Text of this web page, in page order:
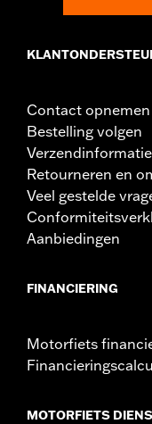
Collectie:Dominion
Per stuk verkocht:
Contact opnemen
Bestelling volgen
Verzendinformatie
Retourneren en
Veel gestelde
Aanbiedingen
FINANCIERING
Motorfiets
MOTORFIETS